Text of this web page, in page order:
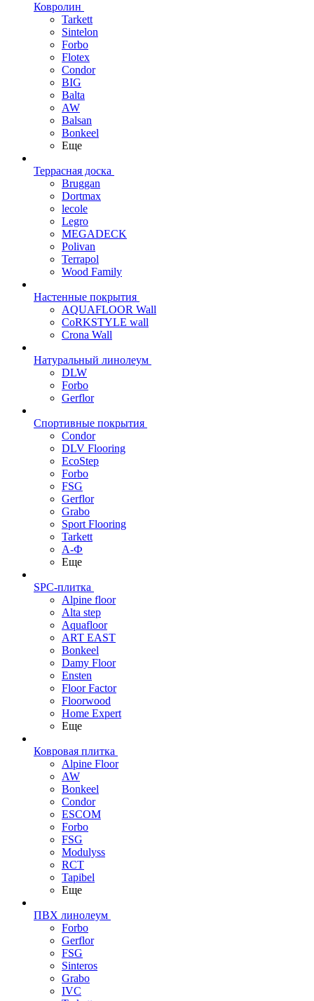
Ковролин
Tarkett
Sintelon
Forbo
Flotex
Condor
BIG
Balta
AW
Balsan
Bonkeel
Еще
Террасная доска
Bruggan
Dortmax
lecole
Legro
MEGADECK
Polivan
Terrapol
Wood Family
Настенные покрытия
AQUAFLOOR Wall
CoRKSTYLE wall
Crona Wall
Натуральный линолеум
DLW
Forbo
Gerflor
Спортивные покрытия
Condor
DLV Flooring
EcoStep
Forbo
FSG
Gerflor
Grabo
Sport Flooring
Tarkett
А-Ф
Еще
SPC-плитка
Alpine floor
Alta step
Aquafloor
ART EAST
Bonkeel
Damy Floor
Ensten
Floor Factor
Floorwood
Home Expert
Еще
Ковровая плитка
Alpine Floor
AW
Bonkeel
Condor
ESCOM
Forbo
FSG
Modulyss
RCT
Tapibel
Еще
ПВХ линолеум
Forbo
Gerflor
FSG
Sinteros
Grabo
IVC